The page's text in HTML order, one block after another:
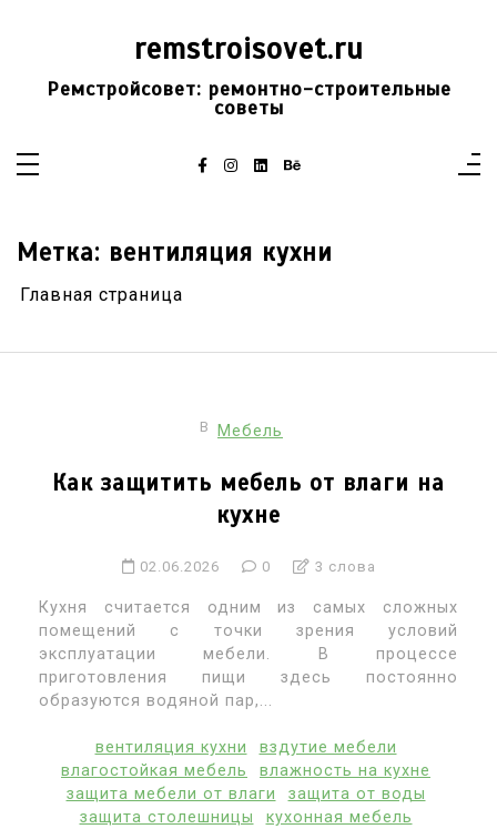
remstroisovet.ru
Ремстройсовет: ремонтно-строительные
советы
Метка: вентиляция кухни
Главная страница
В Мебель
Как защитить мебель от влаги на
кухне
02.06.2026 0 3 слова
Кухня считается одним из самых сложных
помещений с точки зрения условий
эксплуатации мебели. В процессе
приготовления пищи здесь постоянно
образуются водяной пар,...
вентиляция кухни
вздутие мебели
влагостойкая мебель
влажность на кухне
защита мебели от влаги
защита от воды
защита столешницы
кухонная мебель